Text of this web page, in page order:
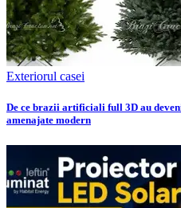
Exteriorul casei
De ce brazii artificiali full 3D au
amenajate modern